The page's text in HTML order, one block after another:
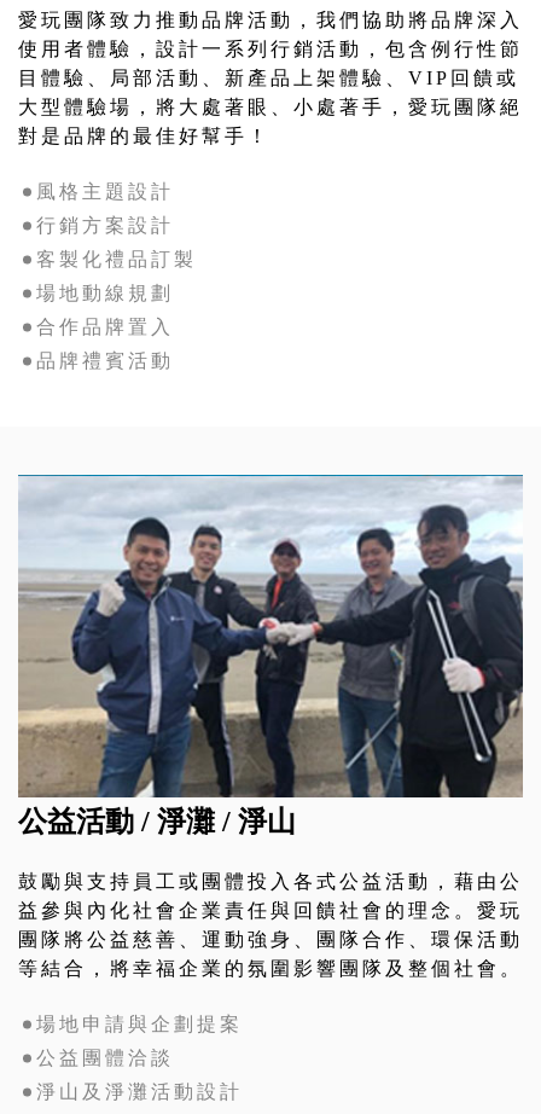
愛玩團隊致力推動品牌活動，我們協助將品牌深入
使用者體驗，設計一系列行銷活動，包含例行性節
目體驗、局部活動、新產品上架體驗、VIP回饋或
大型體驗場，將大處著眼、小處著手，愛玩團隊絕
對是品牌的最佳好幫手！
風格主題設計
行銷方案設計
客製化禮品訂製
場地動線規劃
合作品牌置入
品牌禮賓活動
公益活動 / 淨灘 / 淨山
鼓勵與支持員工或團體投入各式公益活動，藉由公
益參與內化社會企業責任與回饋社會的理念。愛玩
團隊將公益慈善、運動強身、團隊合作、環保活動
等結合，將幸福企業的氛圍影響團隊及整個社會。
場地申請與企劃提案
公益團體洽談
淨山及淨灘活動設計